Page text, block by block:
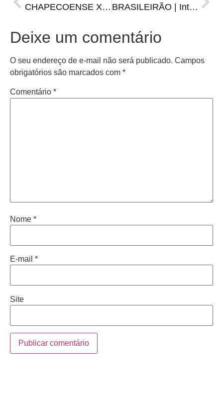
CHAPECOENSE X GRÊMIO | Equipes se enfrentam pela 6ª rodada do Brasileirão BRASILEIRÃO | Inter busca primeira vitória na competição diante do Santos
Deixe um comentário
O seu endereço de e-mail não será publicado. Campos
obrigatórios são marcados com *
Comentário *
Nome *
E-mail *
Site